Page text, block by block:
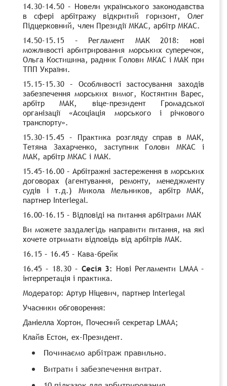
14.30-14.50 – Новели українського законодавства
в сфері арбітражу відкритий горизонт, Олег
Підцерковний, член Президії МКАС, арбітр МКАС.
14.50-15.15 – Регламент МАК 2018: нові
можливості арбитрирования морських суперечок,
Ольга Костишина, радник Голови МКАС і МАК при
ТПП України.
15.15-15.30 – Особливості застосування заходів
забезпечення морських вимог, Костянтин Варес,
арбітр МАК, віце-президент Громадської
організації «Асоціація морського і річкового
транспорту».
15.30-15.45 – Практика розгляду справ в МАК,
Тетяна Захарченко, заступник Голови МКАС і
МАК, арбітр МКАС і МАК.
15.45-16.00 – Арбітражні застереження в морських
договорах (агентування, ремонту, менеджменту
судів і т.д.) Микола Мельников, арбітр МАК,
партнер Interlegal.
16.00-16.15 – Відповіді на питання арбітрами МАК
Ви можете заздалегідь направити питання, на які
хочете отримати відповідь від арбітрів МАК.
16.15 – 16.45 – Кава-брейк
16.45 – 18.30 – Сесія 3: Нові Регламенти LMAA –
інтерпретація і практика.
Модератор: Артур Ніцевич, партнер Interlegal
Учасники обговорення:
Даніелла Хортон, Почесний секретар LMAA;
Клайв Естон, ex-Президент.
Починаємо арбітраж правильно.
Витрати і забезпечення витрат.